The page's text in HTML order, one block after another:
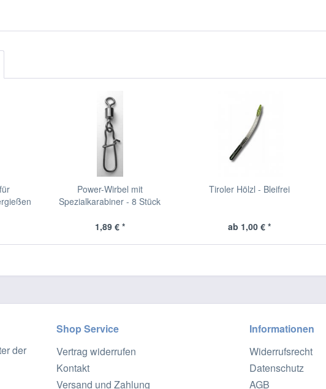
Power-Wirbel mit
Spezialkarabiner - 8 Stück
1,89 € *
Tiroler Hölzl - Bleifrei
ab 1,00 € *
der
Shop Service
Vertrag widerrufen
Kontakt
Versand und Zahlung
Informationen
Widerrufsrecht
Datenschutz
AGB